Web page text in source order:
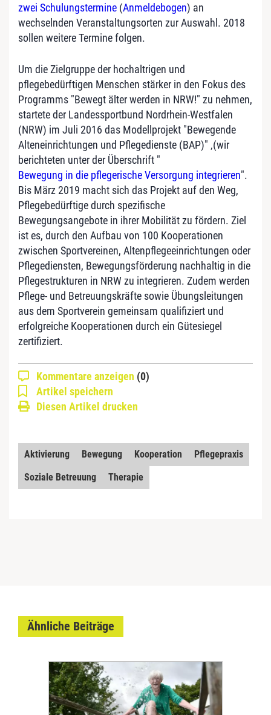
zwei Schulungstermine (Anmeldebogen) an
wechselnden Veranstaltungsorten zur Auswahl. 2018
sollen weitere Termine folgen.
Um die Zielgruppe der hochaltrigen und
pflegebedürftigen Menschen stärker in den Fokus des
Programms "Bewegt älter werden in NRW!" zu nehmen,
startete der Landessportbund Nordrhein-Westfalen
(NRW) im Juli 2016 das Modellprojekt "Bewegende
Alteneinrichtungen und Pflegedienste (BAP)" ‚(wir
berichteten unter der Überschrift "
Bewegung in die pflegerische Versorgung integrieren".
Bis März 2019 macht sich das Projekt auf den Weg,
Pflegebedürftige durch spezifische
Bewegungsangebote in ihrer Mobilität zu fördern. Ziel
ist es, durch den Aufbau von 100 Kooperationen
zwischen Sportvereinen, Altenpflegeeinrichtungen oder
Pflegediensten, Bewegungsförderung nachhaltig in die
Pflegestrukturen in NRW zu integrieren. Zudem werden
Pflege- und Betreuungskräfte sowie Übungsleitungen
aus dem Sportverein gemeinsam qualifiziert und
erfolgreiche Kooperationen durch ein Gütesiegel
zertifiziert.
Kommentare anzeigen (0)
Artikel speichern
Diesen Artikel drucken
Aktivierung Bewegung Kooperation
Pflegepraxis
Soziale Betreuung
Therapie
Ähnliche Beiträge